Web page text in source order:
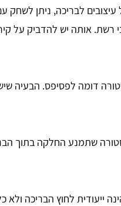
לבריכה, ניתן לשחק עם
רשת. אותה יש להדביק על
דומה לפסיפס. הבעיה
שתמנע החלקה בתוך
ייעודית לחוץ הבריכה ולא